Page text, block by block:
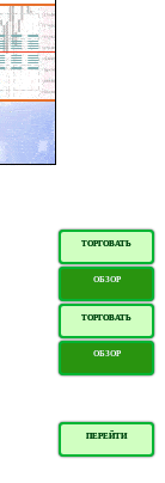
ТОРГОВАТЬ
ОБЗОР
ТОРГОВАТЬ
ОБЗОР
ПЕРЕЙТИ